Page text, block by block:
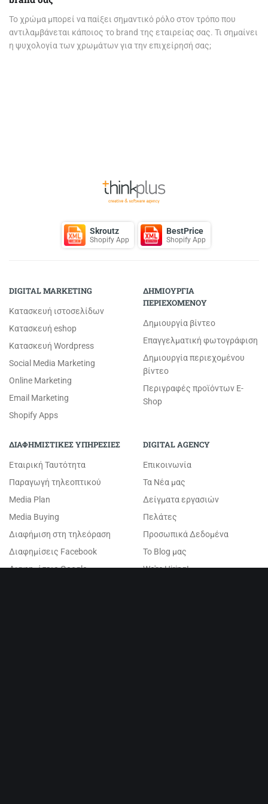
Το χρώμα μπορεί να παίξει σημαντικό ρόλο στον τρόπο που
αντιλαμβάνεται κάποιος το brand της εταιρείας σας. Τι σημαίνει
η ψυχολογία των χρωμάτων για την επιχείρησή σας;
Skroutz
Shopify App
BestPrice
Shopify App
DIGITAL MARKETING
Κατασκευή ιστοσελίδων
Κατασκευή eshop
Κατασκευή Wordpress
Social Media Marketing
Online Marketing
Email Marketing
Shopify Apps
ΔΗΜΙΟΥΡΓΙΑ
ΠΕΡΙΕΧΟΜΕΝΟΥ
Δημιουργία βίντεο
Επαγγελματική φωτογράφιση
Δημιουργία περιεχομένου
βίντεο
Περιγραφές προϊόντων E-
Shop
ΔΙΑΦΗΜΙΣΤΙΚΕΣ ΥΠΗΡΕΣΙΕΣ
Εταιρική Ταυτότητα
Παραγωγή τηλεοπτικού
Media Plan
Media Buying
Διαφήμιση στη τηλεόραση
Διαφημίσεις Facebook
Διαφημίσεις Google
DIGITAL AGENCY
Επικοινωνία
Τα Νέα μας
Δείγματα εργασιών
Πελάτες
Προσωπικά Δεδομένα
Το Blog μας
We're Hiring!